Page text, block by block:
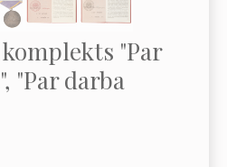
"Par
"Par darba